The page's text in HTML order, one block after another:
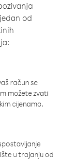
od
račun se
možete zvati
cijenama.
u trajanju od